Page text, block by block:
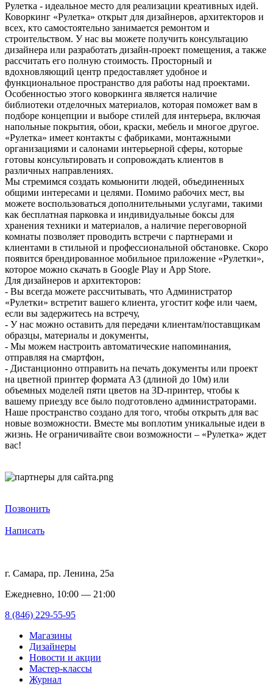
Рулетка - идеальное место для реализации креативных идей.
Коворкинг «Рулетка» открыт для дизайнеров, архитекторов и
всех, кто самостоятельно занимается ремонтом и
строительством. У нас вы можете получить консультацию
дизайнера или разработать дизайн-проект помещения, а также
рассчитать его полную стоимость. Просторный и
вдохновляющий центр предоставляет удобное и
функциональное пространство для работы над проектами.
Особенностью этого коворкинга является наличие
библиотеки отделочных материалов, которая поможет вам в
подборе концепции и выборе стилей для интерьера, включая
напольные покрытия, обои, краски, мебель и многое другое.
«Рулетка» имеет контакты с фабриками, монтажными
организациями и салонами интерьерной сферы, которые
готовы консультировать и сопровождать клиентов в
различных направлениях.
Мы стремимся создать комьюнити людей, объединенных
общими интересами и целями. Помимо рабочих мест, вы
можете воспользоваться дополнительными услугами, такими
как бесплатная парковка и индивидуальные боксы для
хранения техники и материалов, а наличие переговорной
комнаты позволяет проводить встречи с партнерами и
клиентами в стильной и профессиональной обстановке. Скоро
появится брендированное мобильное приложение «Рулетки»,
которое можно скачать в Google Play и App Store.
Для дизайнеров и архитекторов:
- Вы всегда можете рассчитывать, что Администратор
«Рулетки» встретит вашего клиента, угостит кофе или чаем,
если вы задержитесь на встречу,
- У нас можно оставить для передачи клиентам/поставщикам
образцы, материалы и документы,
- Мы можем настроить автоматические напоминания,
отправляя на смартфон,
- Дистанционно отправить на печать документы или проект
на цветной принтер формата А3 (длиной до 10м) или
объемных моделей пяти цветов на 3D-принтер, чтобы к
вашему приезду все было подготовлено администраторами.
Наше пространство создано для того, чтобы открыть для вас
новые возможности. Вместе мы воплотим уникальные идеи в
жизнь. Не ограничивайте свои возможности – «Рулетка» ждет
вас!
Позвонить
Написать
г. Самара, пр. Ленина, 25а
Ежедневно, 10:00 — 21:00
8 (846) 229-55-95
Магазины
Дизайнеры
Новости и акции
Мастер-классы
Журнал